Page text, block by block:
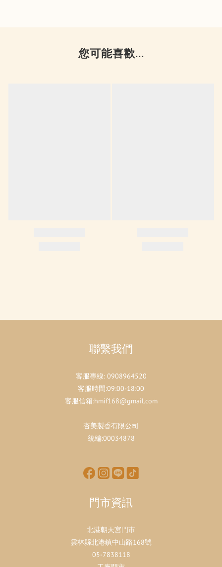
您可能喜歡...
聯繫我們
客服專線: 0908964520
客服時間:09:00-18:00
客服信箱:hmif168@gmail.com
杏美製香有限公司
統編:00034878
門市資訊
北港朝天宮門市
雲林縣北港鎮中山路168號
05-7838118